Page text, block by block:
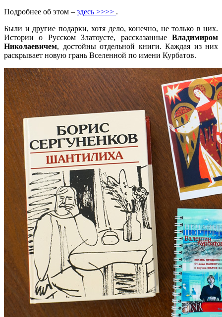
Подробнее об этом – здесь >>>> .
Были и другие подарки, хотя дело, конечно, не только в них.
Истории о Русском Златоусте, рассказанные Владимиром
Николаевичем, достойны отдельной книги. Каждая из них
раскрывает новую грань Вселенной по имени Курбатов.